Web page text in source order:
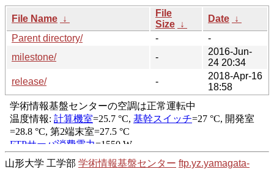
File Name ↓
File
Size ↓
Date ↓
Parent directory/
-
-
milestone/
-
2016-Jun-
24 20:34
release/
-
2018-Apr-16
18:58
山形大学 工学部 学術情報基盤センター ftp.yz.yamagata-